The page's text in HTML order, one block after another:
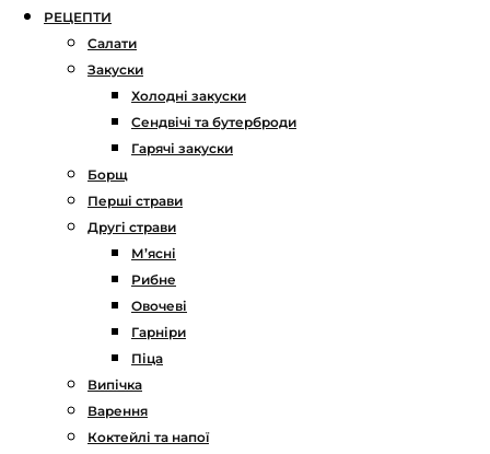
РЕЦЕПТИ
Салати
Закуски
Холодні закуски
Сендвічі та бутерброди
Гарячі закуски
Борщ
Перші страви
Другі страви
М’ясні
Рибне
Овочеві
Гарніри
Піца
Випічка
Варення
Коктейлі та напої